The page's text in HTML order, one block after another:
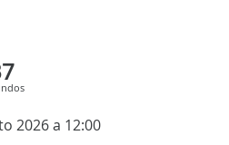
2026 a 12:00